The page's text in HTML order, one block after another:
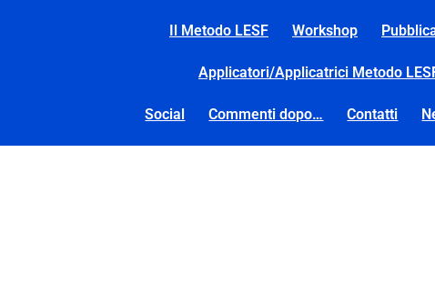
Il Metodo LESF Workshop
Applicatori/Applicatrici Metodo
Social Commenti dopo… Contatti